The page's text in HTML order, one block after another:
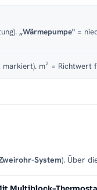
„Wärmepumpe" =
m² = Richtwert
System). Über